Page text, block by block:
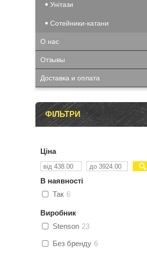
Унітази
Сотейники-катани
О нас
Отзывы
Доставка и оплата
ФІЛЬТРИ
Ціна
В наявності
Так 6
Виробник
Stenson 23
Без бренду 6